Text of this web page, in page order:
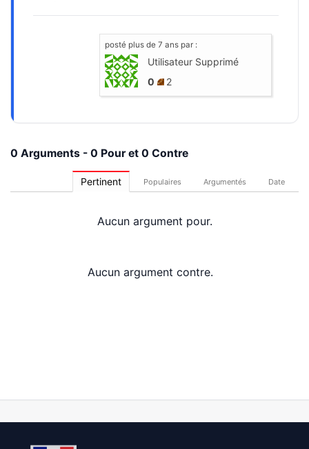
posté plus de 7 ans par :
Utilisateur Supprimé
0
2
0 Arguments - 0 Pour et 0 Contre
Pertinent Populaires Argumentés Date
Aucun argument pour.
Aucun argument contre.